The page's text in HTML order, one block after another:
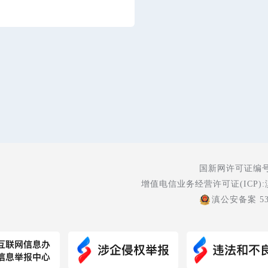
国新网许可证编
增值电信业务经营许可证(ICP):
滇公安备案